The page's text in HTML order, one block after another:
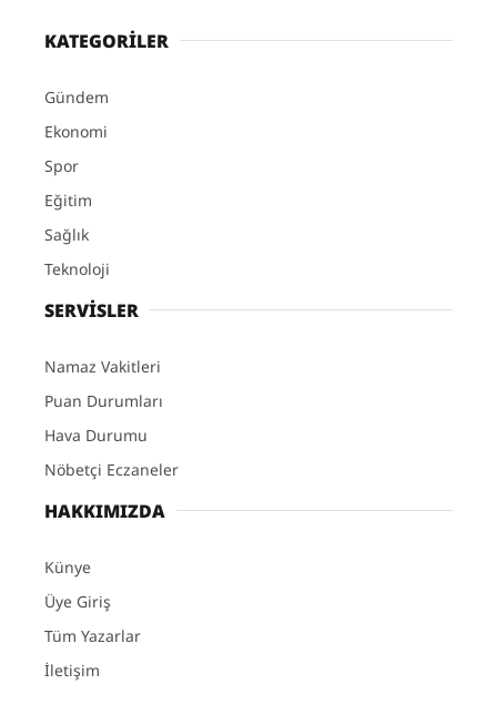
KATEGORİLER
Gündem
Ekonomi
Spor
Eğitim
Sağlık
Teknoloji
SERVİSLER
Namaz Vakitleri
Puan Durumları
Hava Durumu
Nöbetçi Eczaneler
HAKKIMIZDA
Künye
Üye Giriş
Tüm Yazarlar
İletişim